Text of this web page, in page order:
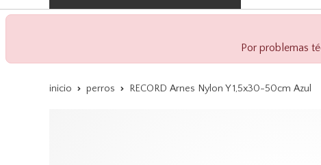
Por problemas
inicio perros RECORD Arnes Nylon Y 1,5x30-50cm Azul